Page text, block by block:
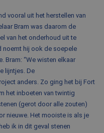
vooral uit het herstellen van
Bram was daarom de
van het onderhoud uit te
noemt hij ook de soepele
Bram: “We wisten elkaar
lijntjes. De
anders. Zo ging het bij Fort
het inboeten van twintig
(gerot door alle zouten)
nieuwe. Het mooiste is als je
ik in dit geval stenen